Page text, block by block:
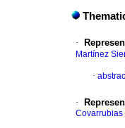
·
Martínez
·
·
Covarrubias